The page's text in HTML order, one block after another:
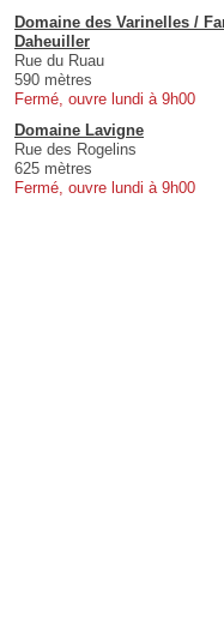
Domaine des Varinelles /
Daheuiller
Rue du Ruau
590 mètres
Fermé, ouvre lundi à 9h00
Domaine Lavigne
Rue des Rogelins
625 mètres
Fermé, ouvre lundi à 9h00